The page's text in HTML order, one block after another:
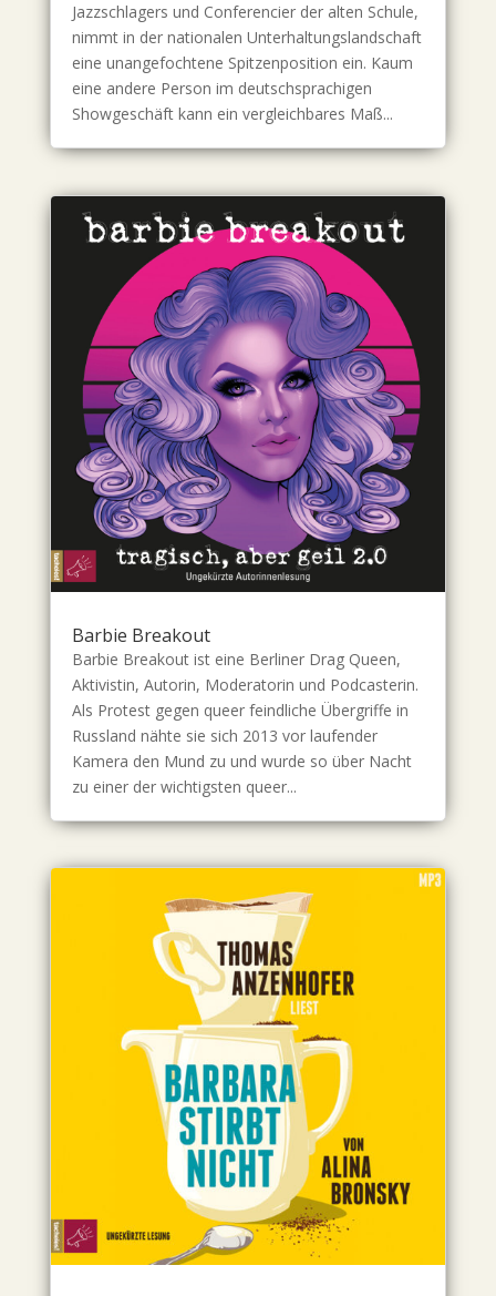
Jazzschlagers und Conferencier der alten Schule,
nimmt in der nationalen Unterhaltungslandschaft
eine unangefochtene Spitzenposition ein. Kaum
eine andere Person im deutschsprachigen
Showgeschäft kann ein vergleichbares Maß...
Barbie Breakout
Barbie Breakout ist eine Berliner Drag Queen,
Aktivistin, Autorin, Moderatorin und Podcasterin.
Als Protest gegen queer feindliche Übergriffe in
Russland nähte sie sich 2013 vor laufender
Kamera den Mund zu und wurde so über Nacht
zu einer der wichtigsten queer...